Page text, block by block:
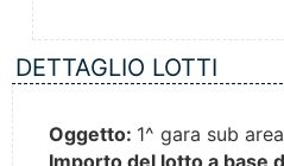
DETTAGLIO LOTTI
Oggetto: 1^ gara sub